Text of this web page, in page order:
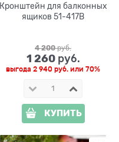
Кронштейн для балконных
ящиков 51-417B
4 200 руб.
1 260 руб.
выгода 2 940 руб. или 70%
КУПИТЬ